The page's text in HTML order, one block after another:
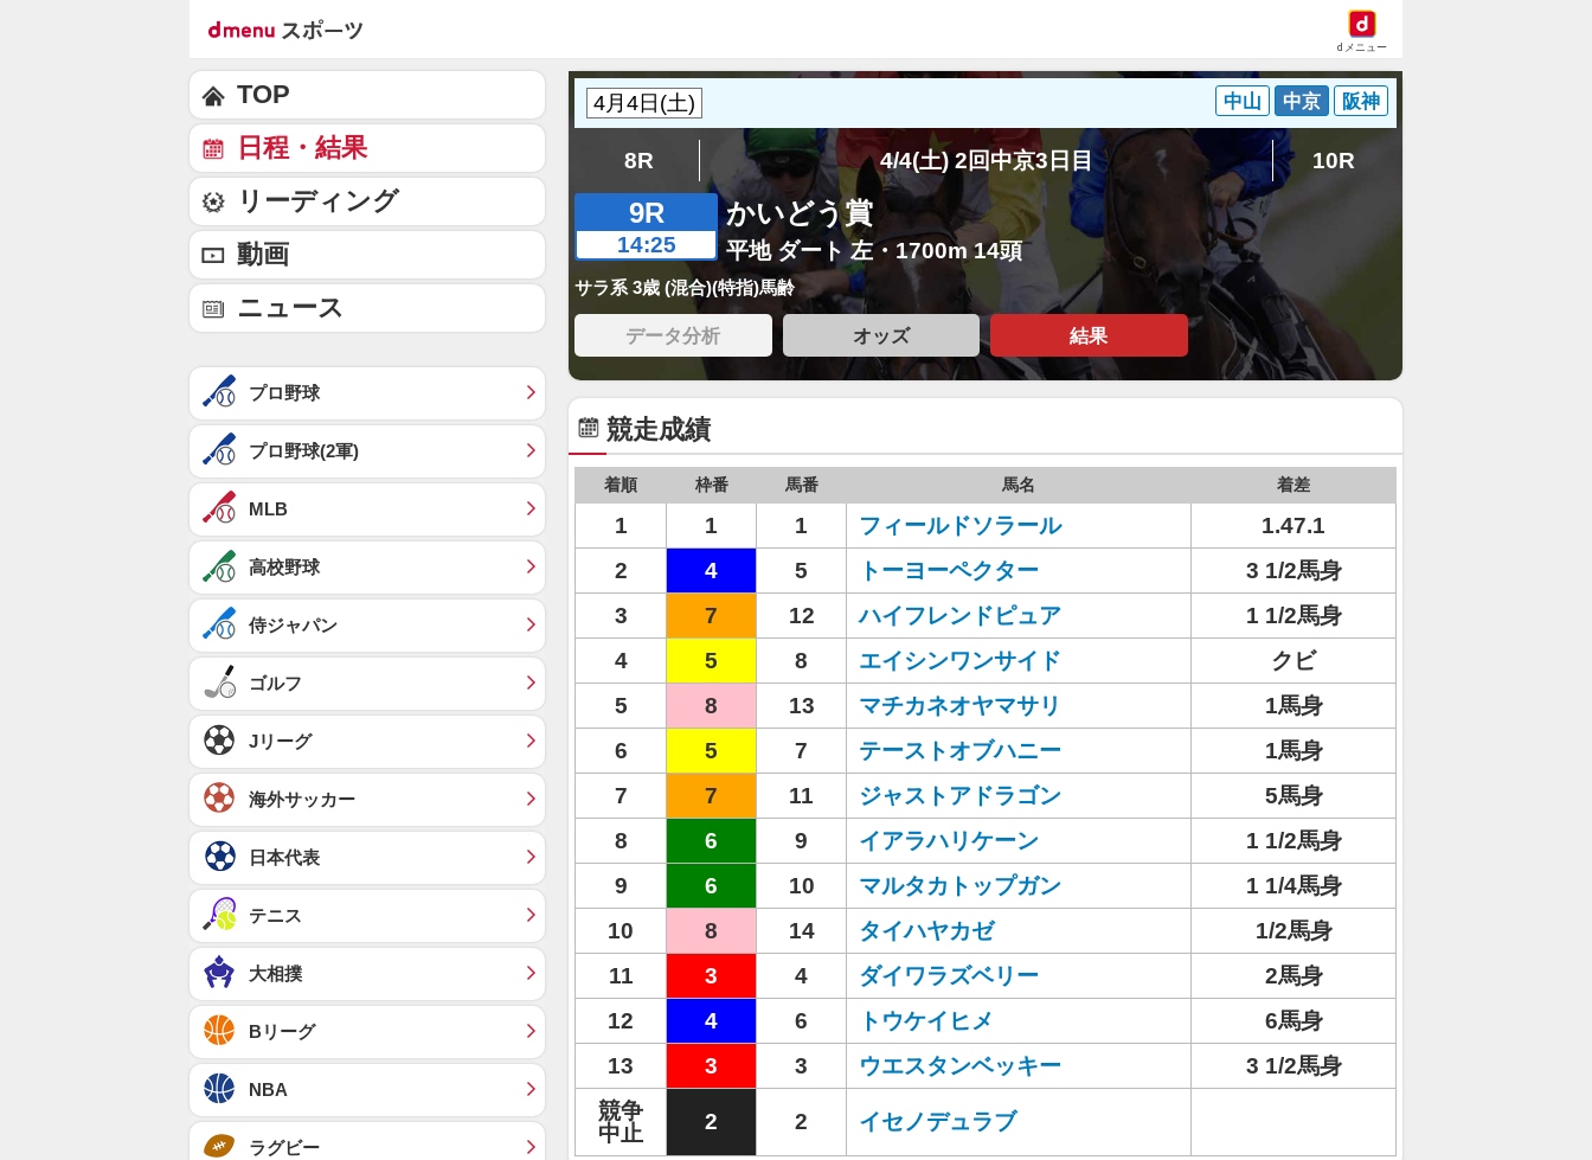
dメニュー
中山 中京 阪神
8R 4/4(土) 2回中京3日目 10R
9R
14:25
かいどう賞
平地 ダート 左・1700m 14頭
サラ系 3歳 (混合)(特指)馬齢
データ分析 オッズ 結果
競走成績
着順 枠番 馬番 馬名 着差
1 1 1 フィールドソラール
1.47.1
2
4 5 トーヨーペクター
3 1/2馬身
3
7 12 ハイフレンドピュア
1 1/2馬身
4
5 8 エイシンワンサイド
クビ
5
8 13 マチカネオヤマサリ
1馬身
6
5 7 テーストオブハニー
1馬身
7
7 11 ジャストアドラゴン
5馬身
8
6 9 イアラハリケーン
1 1/2馬身
9
6 10 マルタカトップガン
1 1/4馬身
10
8 14 タイハヤカゼ
1/2馬身
11
3 4 ダイワラズベリー
2馬身
12
4 6 トウケイヒメ
6馬身
13
3 3 ウエスタンベッキー
3 1/2馬身
競争
中止
2 2 イセノデュラブ
TOP
日程・結果
リーディング
動画
ニュース
プロ野球
プロ野球(2軍)
MLB
高校野球
侍ジャパン
ゴルフ
Jリーグ
海外サッカー
日本代表
テニス
大相撲
Bリーグ
NBA
ラグビー